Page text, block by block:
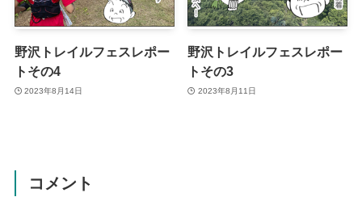
野沢トレイルフェスレポー
トその4
2023年8月14日
野沢トレイルフェスレポー
トその3
2023年8月11日
コメント